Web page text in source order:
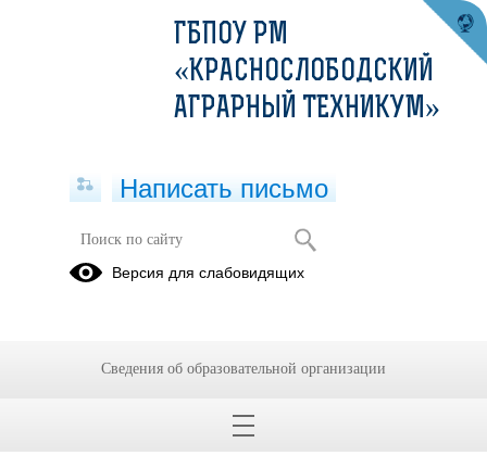
Мастерская "Ветеринария"
мастерской «Ветеринария»
компетенции «Ветеринария»
ГБПОУ РМ
«КРАСНОСЛОБОДСКИЙ
АГРАРНЫЙ ТЕХНИКУМ»
Написать письмо
Версия для слабовидящих
Сведения об образовательной организации